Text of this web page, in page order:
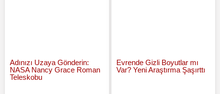
Adınızı Uzaya Gönderin:
NASA Nancy Grace Roman
Teleskobu
Evrende Gizli Boyutlar mı
Var? Yeni Araştırma Şaşırttı